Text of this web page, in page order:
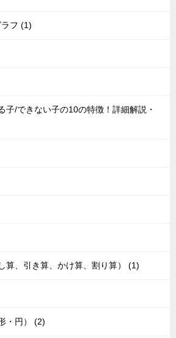
フ (1)
子/できない子の10の特徴！詳細解説・
算、引き算、かけ算、割り算） (1)
・円） (2)